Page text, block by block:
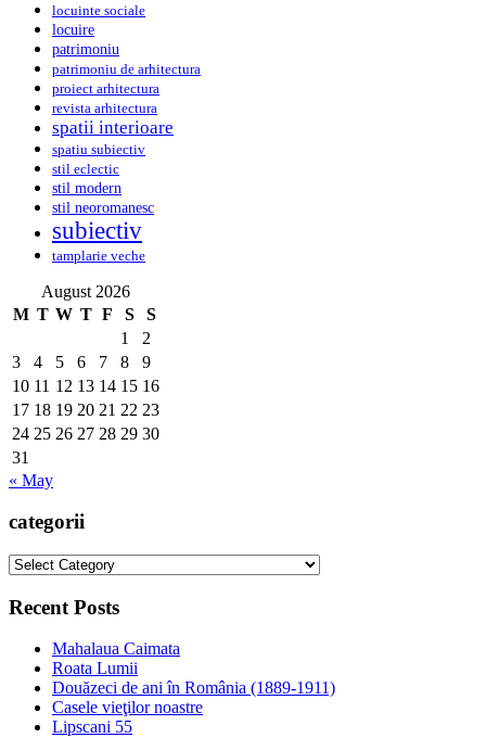
locuinte sociale
locuire
patrimoniu
patrimoniu de arhitectura
proiect arhitectura
revista arhitectura
spatii interioare
spatiu subiectiv
stil eclectic
stil modern
stil neoromanesc
subiectiv
tamplarie veche
August 2026
M T W T F S
S
1
2
3
4 5 6 7 8
9
10 11 12 13 14 15 16
17 18 19 20 21 22 23
24 25 26 27 28 29 30
31
« May
categorii
categorii
Recent Posts
Mahalaua Caimata
Roata Lumii
Douăzeci de ani în România (1889-1911)
Casele vieţilor noastre
Lipscani 55